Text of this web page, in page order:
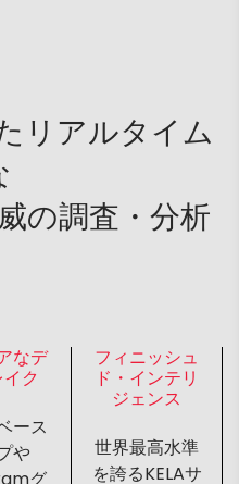
リアルタイム
の調査・分析
なデ
ク
ース
や
グ
フィニッシュ
ド・インテリ
ジェンス
世界最高水準
を誇るKELAサ